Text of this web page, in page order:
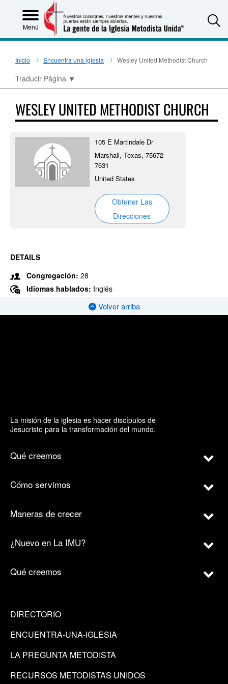
Menú
Inicio Encuentra una iglesia Wesley United Methodist Church
Traducir Página ▼
WESLEY UNITED METHODIST CHURCH
105 E Martindale Dr
Marshall, Texas, 75672-
7631
United States
Obtener Las
Direcciones
DETAILS
Congregación: 28
Idiomas hablados: Inglés
Volver arriba
La misión de la iglesia es hacer discípulos de
Jesucristo para la transformación del mundo.
Qué creemos
Cómo servimos
Maneras de crecer
¿Nuevo en La IMU?
Qué creemos
DIRECTORIO
ENCUENTRA-UNA-IGLESIA
LA PREGUNTA METODISTA
RECURSOS METODISTAS UNIDOS